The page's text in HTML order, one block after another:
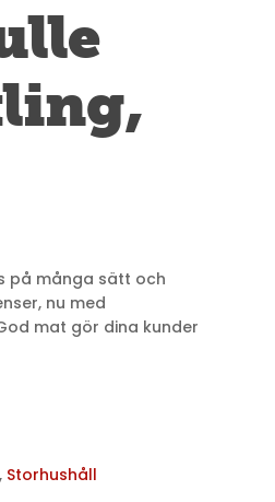
på många sätt och
nu med
mat gör dina kunder
, Storhushåll